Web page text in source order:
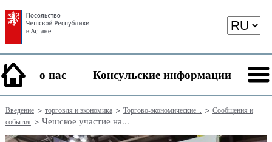
о нас Консульские информации
Введение> торговля и экономика> Торгово-экономические... > Сообщения и
события > Чешское участие на...